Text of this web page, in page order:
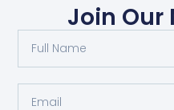
Join Our